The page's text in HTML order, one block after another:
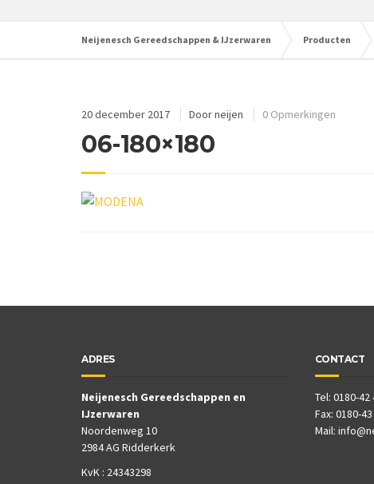
Neijenesch Gereedschappen & IJzerwaren Producten
20 december 2017 Doorneijen 0 Opmerkingen
06-180×180
ADRES
Neijenesch Gereedschappen en
IJzerwaren
Noordenweg 10
2984 AG Ridderkerk
KvK : 24343298
CONTACT
Tel: 0180-42
Fax: 0180-
Mail: